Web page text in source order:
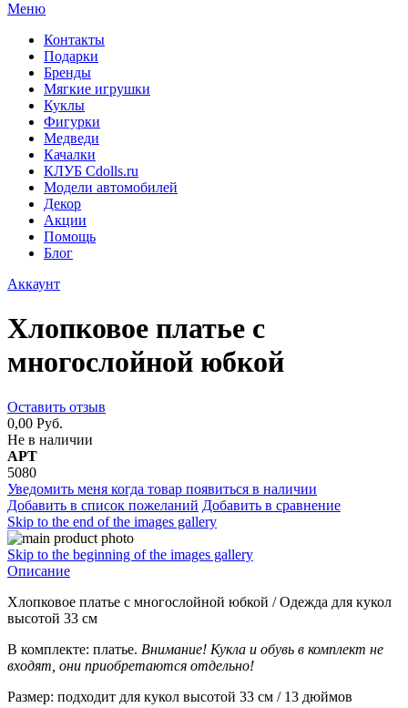
Меню
Контакты
Подарки
Бренды
Мягкие игрушки
Куклы
Фигурки
Медведи
Качалки
КЛУБ Cdolls.ru
Модели автомобилей
Декор
Акции
Помощь
Блог
Аккаунт
Хлопковое платье с
многослойной юбкой
Оставить отзыв
0,00 Руб.
Не в наличии
АРТ
5080
Уведомить меня когда товар появиться в наличии
Добавить в список пожеланий Добавить в сравнение
Skip to the end of the images gallery
Skip to the beginning of the images gallery
Описание
Хлопковое платье с многослойной юбкой / Одежда для кукол
высотой 33 см
В комплекте: платье. Внимание! Кукла и обувь в комплект не
входят, они приобретаются отдельно!
Размер: подходит для кукол высотой 33 см / 13 дюймов